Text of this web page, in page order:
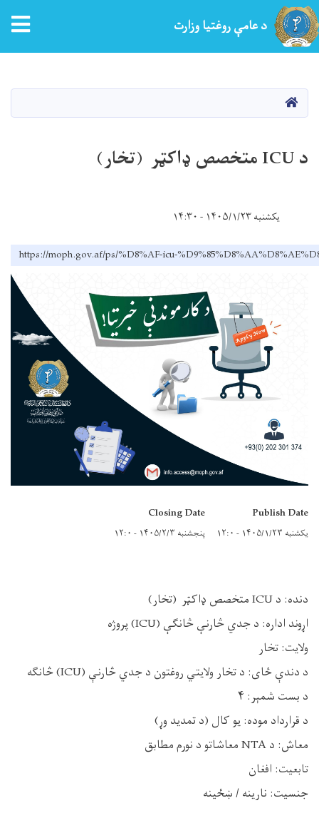
د عامې روغتیا وزارت
کور
د ICU متخصص ډاکټر (تخار)
یکشنبه ۱۴۰۵/۱/۲۳ - ۱۴:۳۰
https://moph.gov.af/ps/%D8%AF-icu-
Publish Date
یکشنبه ۱۴۰۵/۱/۲۳ - ۱۲:۰
Closing Date
پنجشنبه ۱۴۰۵/۲/۳ - ۱۲:۰
دنده: دICUمتخصص ډاکټر (تخار)
اړوند اداره: د جدي څارنې څانګې (ICU)پروژه
ولایت: تخار
د دندې ځای: د تخار ولایتي روغتون د جدي څارنې (ICU)څانګه
د بست شمېر: ۴
د قرارداد موده:یو کال (د تمدید وړ)
معاش: دNTAمعاشاتود نورم مطابق
تابعیت: افغان
جنسیت: نارینه / ښځینه